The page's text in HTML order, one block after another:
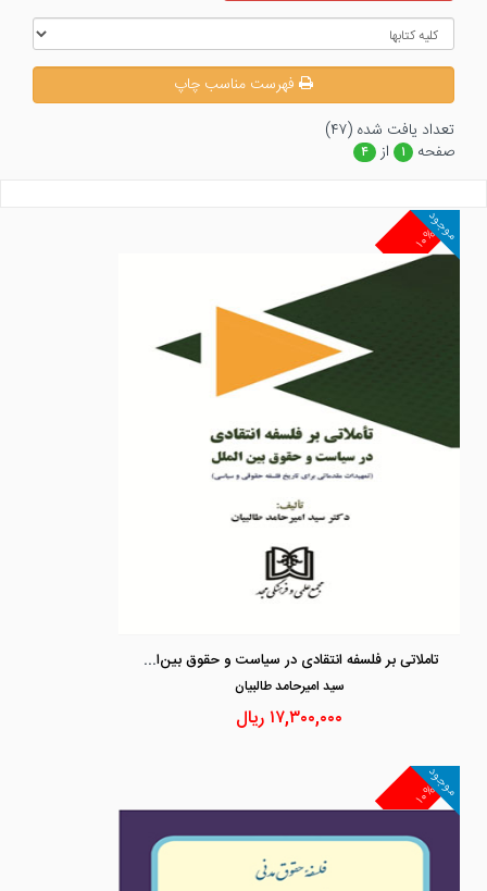
فهرست مناسب چاپ
تعداد يافت شده (۴۷)
صفحه
۱ از ۴
۱۰%
موجود
تاملاتی بر فلسفه انتقادی در سیاست و حقوق بین‌الملل «تمهیدات مقدماتی برای تاریخ فلسفه حقوقی و سیاسی»
سيد اميرحامد طالبيان
۱۷,۳۰۰,۰۰۰ ریال
۱۰%
موجود